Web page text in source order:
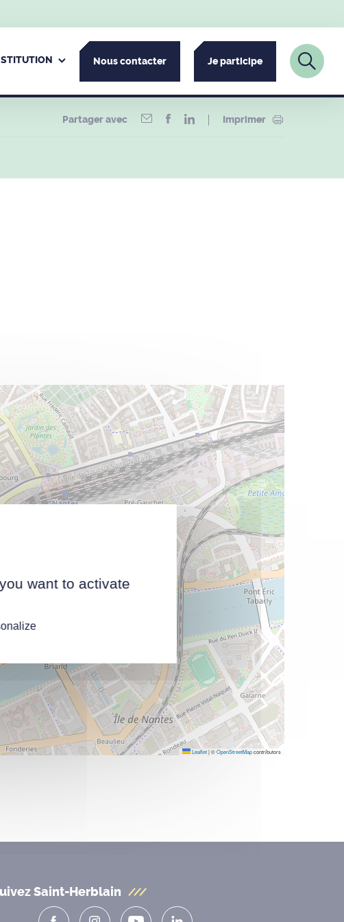
Nous contacter Je participe
Partager avec Imprimer
Leaflet|©OpenStreetMapcontributors
Saint-Herblain
want to activate